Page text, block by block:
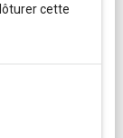
cette